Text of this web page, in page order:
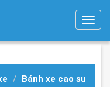
T
g
Bánh xe cao su